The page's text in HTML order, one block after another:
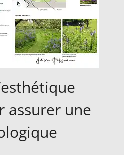
assurer une